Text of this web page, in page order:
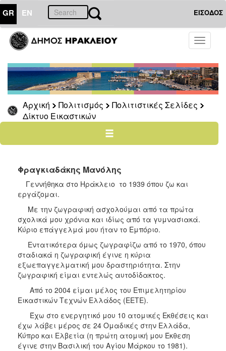
GR EN ΕΙΣΟΔΟΣ
Toggle
Αρχική Πολιτισμός
Πολιτιστικές Σελίδες
Δίκτυο Εικαστικών
ΠΟΛΙΤΙΣΜΟΣ
Σελίδες
Πολιτιστικοί
Σύλλογοι
Σκιτσογράφοι
Δίκτυο
Ζωγράφοι
Γλύπτες
Photopolis
Σημεία
Μνήμης
ΤΟΠΟΣ
ΔΗΜΟΣ
Φραγκιαδάκης Μανόλης
Γεννήθηκα στο Ηράκλειο το 1939 όπου ζω και
εργάζομαι.
Με την ζωγραφική ασχολούμαι από τα πρώτα
σχολικά μου χρόνια και ιδίως από τα γυμνασιακά.
Κύριο επάγγελμά μου ήταν το Εμπόριο.
Εντατικότερα όμως ζωγραφίζω από το 1970, όπου
σταδιακά η ζωγραφική έγινε η κύρια
εξωεπαγγελματική μου δραστηριότητα. Στην
ζωγραφική είμαι εντελώς αυτοδίδακτος.
Από το 2004 είμαι μέλος του Επιμελητηρίου
Εικαστικών Τεχνών Ελλάδος (ΕΕΤΕ).
Έχω στο ενεργητικό μου 10 ατομικές Εκθέσεις και
έχω λάβει μέρος σε 24 Ομαδικές στην Ελλάδα,
Κύπρο και Ελβετία (η πρώτη ατομική μου Έκθεση
έγινε στην Βασιλική του Αγίου Μάρκου το 1981).